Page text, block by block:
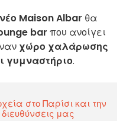
νέο Maison Albar θα
bar που ανοίγει
χώρο χαλάρωσης
γυμναστήριο.
στο Παρίσι και την
μας